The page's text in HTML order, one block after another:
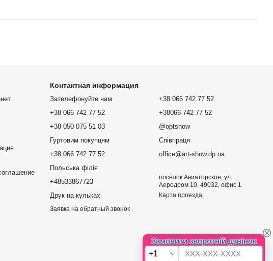
Контактная информация
Зателефонуйте нам
+38 066 742 77 52
+38 050 075 51 03
Гуртовим покупцям
+38 066 742 77 52
Польська філія
+48533867723
Друк на кульках
Заявка на обратный звонок
+38 066 742 77 52
+38066 742 77 52
@optshow
Співпраця
office@art-show.dp.ua
посёлок Авиаторское, ул.
Аеродром 10, 49032, офис 1
Карта проезда